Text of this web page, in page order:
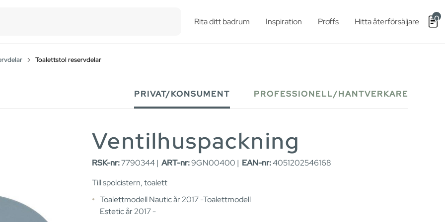
Rita ditt badrum Inspiration Proffs Hitta återförsäljare 0
Toalettstol reservdelar
PRIVAT/KONSUMENT PROFESSIONELL/HANTVERKARE
Ventilhuspackning
RSK-nr:7790344 | ART-nr:9GN00400 | EAN-nr:4051202546168
Till spolcistern, toalett
Toalettmodell Nautic år 2017 -Toalettmodell
Estetic år 2017 -